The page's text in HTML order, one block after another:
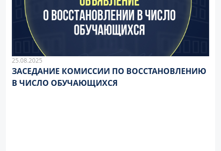
25.08.2025
ЗАСЕДАНИЕ КОМИССИИ ПО ВОССТАНОВЛЕНИЮ
В ЧИСЛО ОБУЧАЮЩИХСЯ